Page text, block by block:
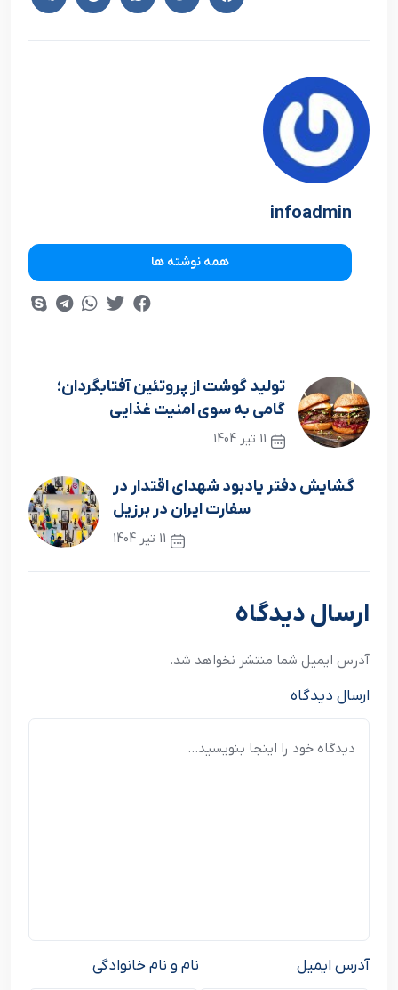
infoadmin
همه نوشته ها
تولید گوشت از پروتئین آفتابگردان؛
گامی به سوی امنیت غذایی
11 تیر 1404
گشایش دفتر یادبود شهدای اقتدار در
سفارت ایران در برزیل
11 تیر 1404
نوشته بعدی
ارسال دیدگاه
آدرس ایمیل شما منتشر نخواهد شد.
ارسال دیدگاه
نام و نام خانوادگی آدرس ایمیل